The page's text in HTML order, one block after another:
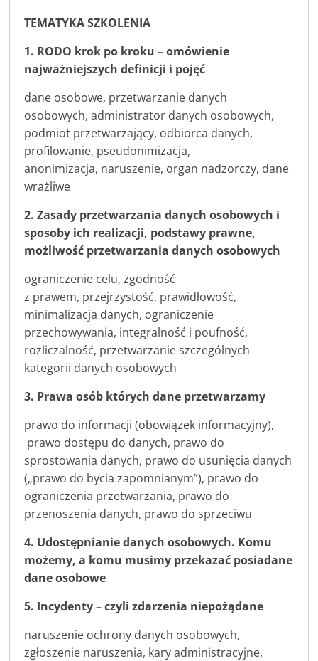
TEMATYKA SZKOLENIA
1. RODO krok po kroku –omówienie
najważniejszych definicji i pojęć
dane osobowe, przetwarzanie danych
osobowych, administrator danych osobowych,
podmiot przetwarzający, odbiorca danych,
profilowanie, pseudonimizacja,
anonimizacja, naruszenie, organ nadzorczy, dane
wrażliwe
2. Zasady przetwarzania danych osobowych i
sposoby ich realizacji, podstawy prawne,
możliwość przetwarzania danych osobowych
ograniczenie celu, zgodność
z prawem, przejrzystość, prawidłowość,
minimalizacja danych, ograniczenie
przechowywania, integralność i poufność,
rozliczalność, przetwarzanie szczególnych
kategorii danych osobowych
3. Prawa osób których dane przetwarzamy
prawo do informacji (obowiązek informacyjny),
prawo dostępu do danych, prawo do
sprostowania danych, prawo do usunięcia danych
(„prawo do bycia zapomnianym”), prawo do
ograniczenia przetwarzania, prawo do
przenoszenia danych, prawo do sprzeciwu
4. Udostępnianie danych osobowych. Komu
możemy, a komu musimy przekazać posiadane
dane osobowe
5. Incydenty – czyli zdarzenia niepożądane
naruszenie ochrony danych osobowych,
zgłoszenie naruszenia, kary administracyjne,